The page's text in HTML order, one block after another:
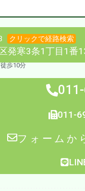
クリックで経路検索
発寒3条1丁目1番
歩10分
011-
フォームか